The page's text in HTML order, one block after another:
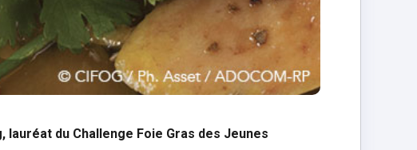
lauréat du Challenge Foie Gras des Jeunes